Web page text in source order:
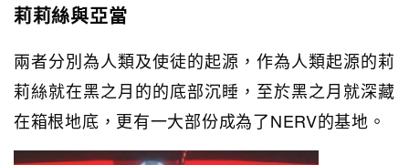
莉莉絲與亞當
兩者分別為人類及使徒的起源，作為人類起源的莉
莉絲就在黑之月的的底部沉睡，至於黑之月就深藏
在箱根地底，更有一大部份成為了NERV的基地。